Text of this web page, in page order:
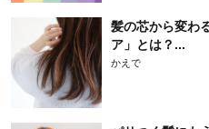
髪の芯から変わ
ア」とは？...
かえで